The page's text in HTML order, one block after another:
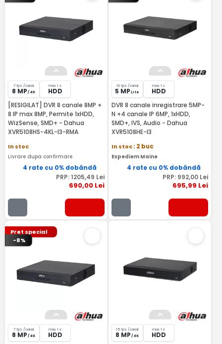
7 fps /canal
8 MP / 4K
max 1 x
HDD
[RESIGILAT] DVR 8 canale 8MP +
8 IP max 8MP, Permite 1xHDD,
WizSense, SMD+ - Dahua
XVR5108HS-4KL-I3-RMA
In stoc
Livrare dupa confirmare
4 rate cu 0% dobândă
PRP: 1205,49 Lei
690,00Lei
10 fps /canal
5 MP Lite
max 1 x
HDD
DVR 8 canale inregistrare 5MP-
N +4 canale IP 6MP, 1xHDD,
SMD+, IVS, Audio - Dahua
XVR5108HE-I3
In stoc: 2 buc
Expediem Maine
4 rate cu 0% dobândă
PRP: 992,00 Lei
695,99 Lei
Pret special
-8%
7 fps /canal
8 MP / 4K
max 1 x
HDD
15 fps /canal
8 MP / 4K
max 1 x
HDD